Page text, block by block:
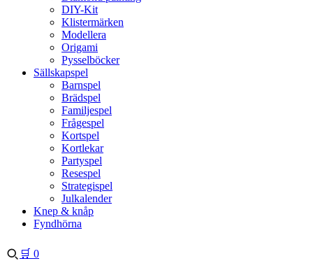
DIY-Kit
Klistermärken
Modellera
Origami
Pysselböcker
Sällskapspel
Barnspel
Brädspel
Familjespel
Frågespel
Kortspel
Kortlekar
Partyspel
Resespel
Strategispel
Julkalender
Knep & knåp
Fyndhörna
🛒 0